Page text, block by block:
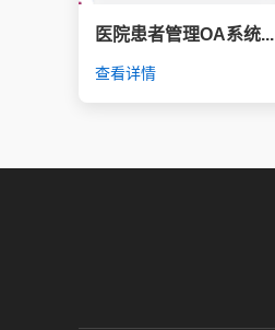
医院患者管理OA系统...
查看详情